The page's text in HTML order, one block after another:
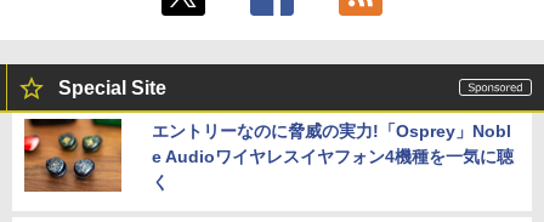
Special Site
エントリーなのに脅威の実力!「Osprey」Nobl
e Audioワイヤレスイヤフォン4機種を一気に聴
く